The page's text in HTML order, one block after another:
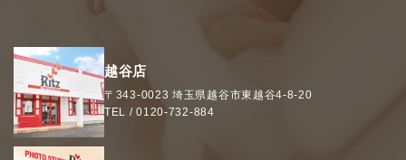
越谷店
〒343-0023 埼玉県 越谷市東越谷4-8-20
TEL /0120-732-884